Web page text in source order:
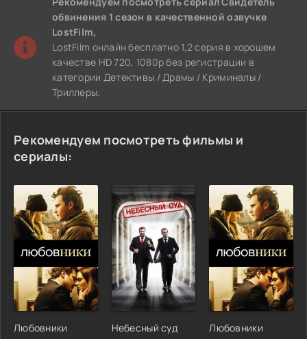
обвинения 1 сезон в качественной озвучке
LostFilm,
LostFilm онлайн бесплатно 1,2 серия в хорошем
качестве HD 720, 1080p без регистрации в
категории Детективы / Драмы / Криминалы /
Триллеры.
Рекомендуем посмотреть фильмы и
сериалы:
Любовники Небесный суд Любовники